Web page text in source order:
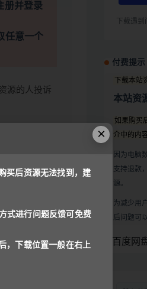
册并登录
任意一个
源的人投诉
载 密
）请谨慎对
下载遇
付费提示
下载本站
本站资
如果购买
介中的内
因为电脑
支持退款
源。
为减少用
后问题可
百度网
×
买后资源无法找到，建
式进行问题反馈可免费
，下载位置一般在右上